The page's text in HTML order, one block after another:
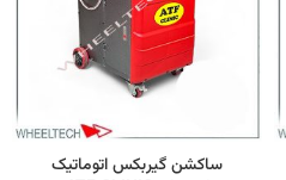
ساکشن گیربکس اتوماتیک